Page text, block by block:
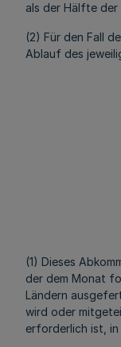
als der Hälfte
(2) Für den Fall
Ablauf des
(1) Dieses
der dem Monat
Ländern
wird oder
erforderlich ist,